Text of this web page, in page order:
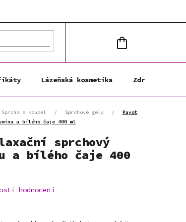
KOŠÍK
Lázeňská kosmetika Zdravá výživa
Sprcha a koupel / Sprchové gely /
Payot
a bílého čaje 400 ml
sprchový
a bílého čaje 400
hodnocení